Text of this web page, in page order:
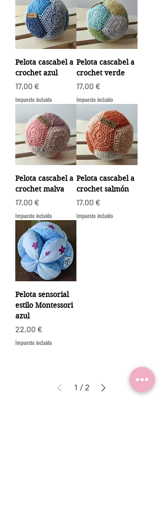
Pelota cascabel a
crochet azul
Precio
17,00 €
Impuesto incluido
Pelota cascabel a
crochet verde
Precio
17,00 €
Impuesto incluido
Pelota cascabel a
crochet malva
Precio
17,00 €
Impuesto incluido
Pelota cascabel a
crochet salmón
Precio
17,00 €
Impuesto incluido
Pelota sensorial
estilo Montessori
azul
Precio
22,00 €
Impuesto incluido
1 / 2